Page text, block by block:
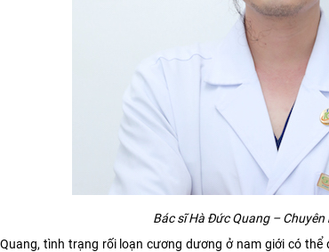
Bác sĩ Hà Đức Quang –
tình trạng rối loạn cương dương ở nam giới có